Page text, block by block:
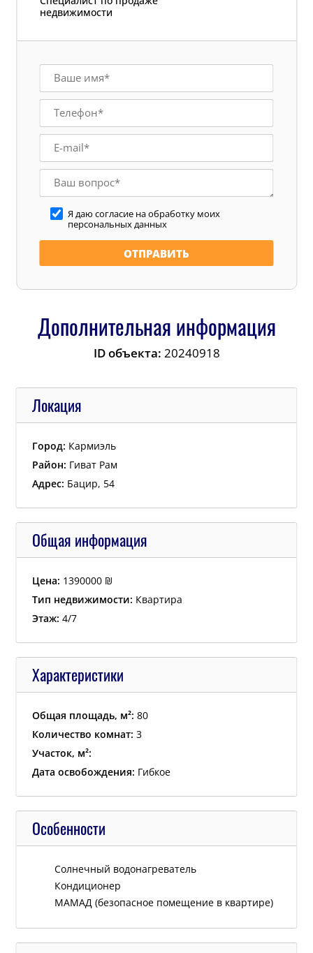
недвижимости
Я даю согласие на обработку моих
персональных данных
Дополнительная информация
ID объекта: 20240918
Локация
Город: Кармиэль
Район: Гиват Рам
Адрес: Бацир, 54
Общая информация
Цена: 1390000 ₪
Тип недвижимости: Квартира
Этаж: 4/7
Характеристики
Общая площадь, м²: 80
Количество комнат: 3
Участок, м²:
Дата освобождения: Гибкое
Особенности
Cолнечный водонагреватель
Кондиционер
МАМАД (безопасное помещение в квартире)